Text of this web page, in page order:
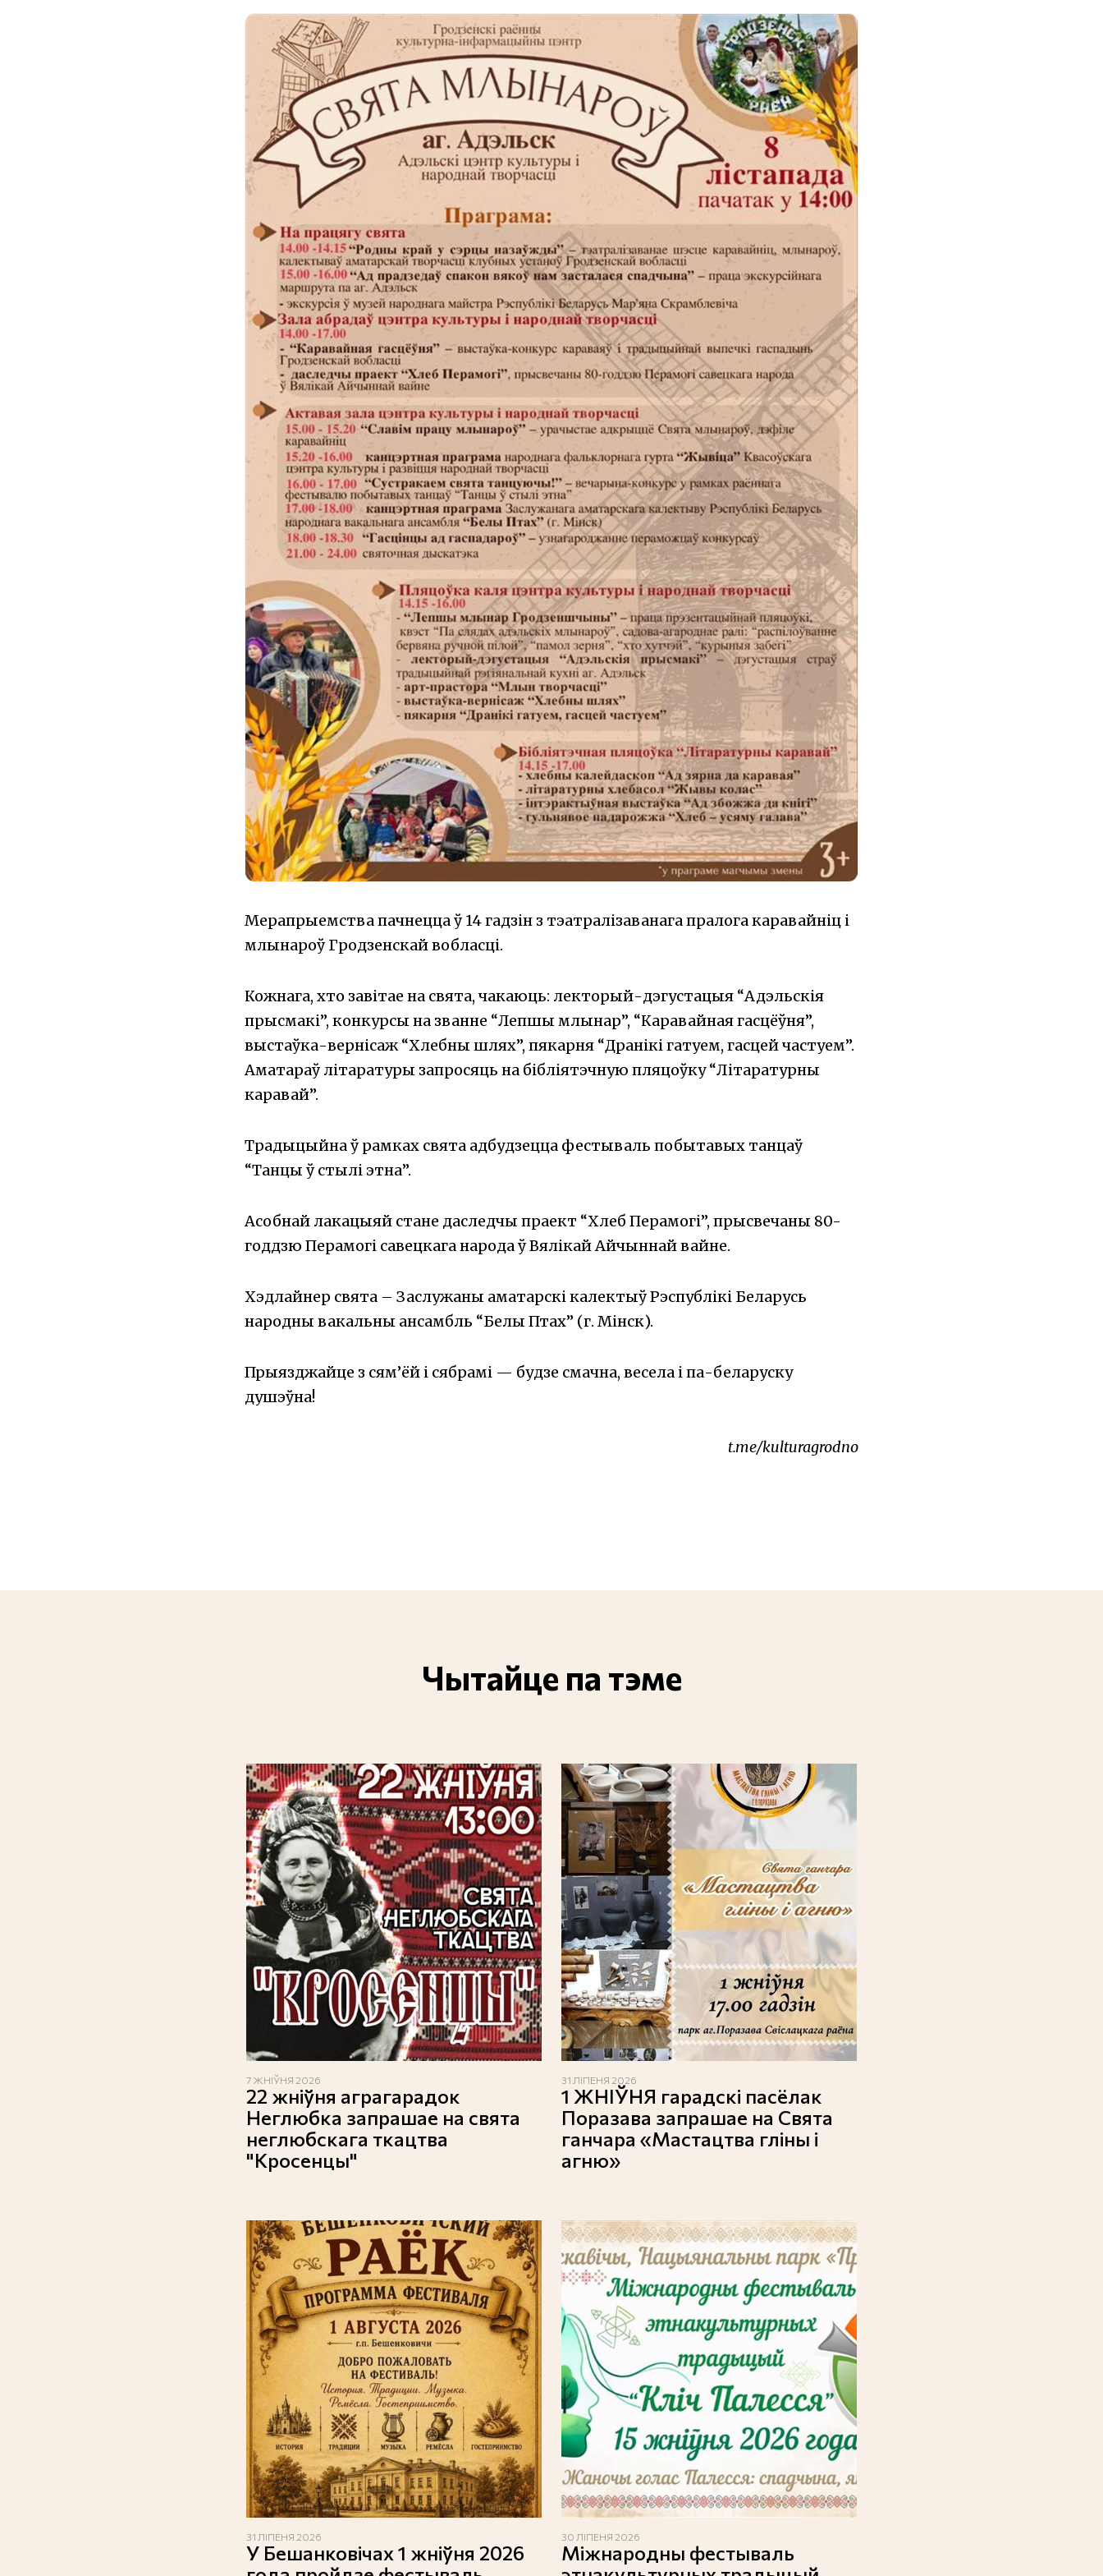
Мерапрыемства пачнецца ў 14 гадзін з тэатралізаванага пралога каравайніц і
млынароў Гродзенскай вобласці.
Кожнага, хто завітае на свята, чакаюць: лекторый-дэгустацыя “Адэльскія
прысмакі”, конкурсы на званне “Лепшы млынар”, “Каравайная гасцёўня”,
выстаўка-вернісаж “Хлебны шлях”, пякарня “Дранікі гатуем, гасцей частуем”.
Аматараў літаратуры запросяць на бібліятэчную пляцоўку “Літаратурны
каравай”.
Традыцыйна ў рамках свята адбудзецца фестываль побытавых танцаў
“Танцы ў стылі этна”.
Асобнай лакацыяй стане даследчы праект “Хлеб Перамогі”, прысвечаны 80-
годдзю Перамогі савецкага народа ў Вялікай Айчыннай вайне.
Хэдлайнер свята – Заслужаны аматарскі калектыў Рэспублікі Беларусь
народны вакальны ансамбль “Белы Птах” (г. Мінск).
Прыязджайце з сям’ёй і сябрамі — будзе смачна, весела і па-беларуску
душэўна!
t.me/kulturagrodno
Чытайце па тэме
7 ЖНІЎНЯ 2026
22 жніўня аграгарадок
Неглюбка запрашае на свята
неглюбскага ткацтва
"Кросенцы"
31 ЛІПЕНЯ 2026
1 ЖНІЎНЯ гарадскі пасёлак
Поразава запрашае на Свята
ганчара «Мастацтва гліны і
агню»
31 ЛІПЕНЯ 2026
У Бешанковічах 1 жніўня 2026
30 ЛІПЕНЯ 2026
Міжнародны фестываль